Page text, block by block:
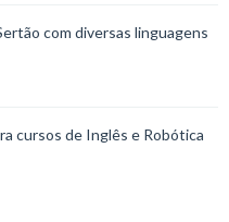
com diversas linguagens
cursos de Inglês e Robótica